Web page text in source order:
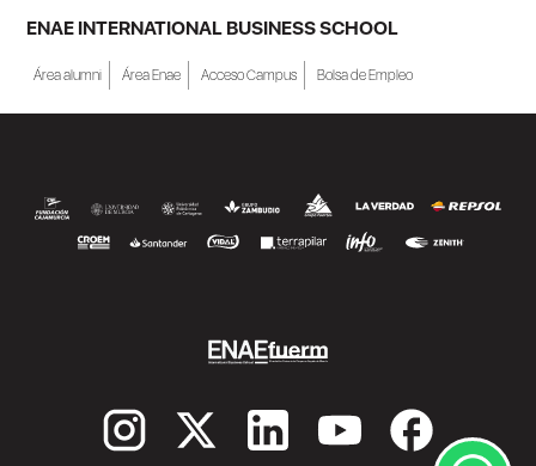
ENAE INTERNATIONAL BUSINESS SCHOOL
Área alumni Área Enae Acceso Campus Bolsa de Empleo